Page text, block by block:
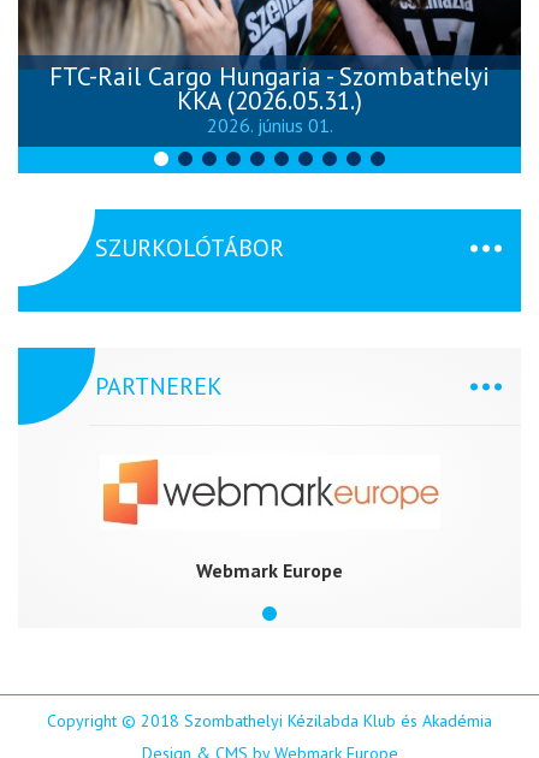
FTC-Rail Cargo Hungaria - Szombathelyi
KKA (2026.05.31.)
2026. június 01.
SZURKOLÓTÁBOR
PARTNEREK
Webmark Europe
Copyright © 2018 Szombathelyi Kézilabda Klub és Akadémia